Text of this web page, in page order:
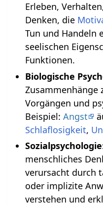
Erleben,
Denken, die
Tun und Handeln
seelischen
Funktionen.
Biologische
Zusammenhänge
Vorgängen und
Beispiel: Angst
Schlaflosigkeit,
Sozialpsychologie
menschliches
verursacht durch
oder implizite
verstehen und